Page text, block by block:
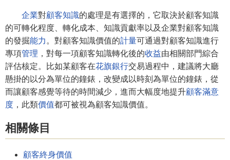
企業對顧客知識的處理是有選擇的，它取決於顧客知識
的可轉化程度、轉化成本、知識貢獻率以及企業對顧客知識
的發掘能力 。對顧客知識價值的計量可通過對顧客知識進行
專項管理 ，對每一項顧客知識轉化後的收益由相關部門綜合
評估核定。比如某顧客在花旗銀行交易過程中，建議將大廳
懸掛的以分為單位的鐘錶，改變成以時刻為單位的鐘錶，從
而讓顧客感覺等待的時間減少，進而大幅度地提升顧客滿意
度 ，此類價值都可被視為顧客知識價值。
相關條目
顧客終身價值